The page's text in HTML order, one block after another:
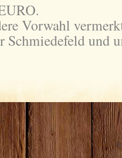
Vorwahl
Schmiedefeld und